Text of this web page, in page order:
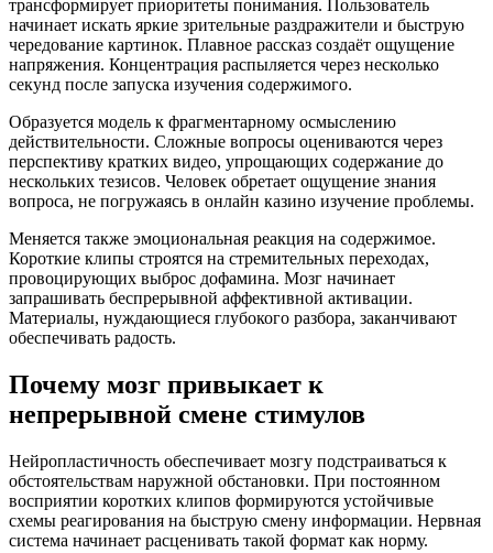
трансформирует приоритеты понимания. Пользователь
начинает искать яркие зрительные раздражители и быструю
чередование картинок. Плавное рассказ создаёт ощущение
напряжения. Концентрация распыляется через несколько
секунд после запуска изучения содержимого.
Образуется модель к фрагментарному осмыслению
действительности. Сложные вопросы оцениваются через
перспективу кратких видео, упрощающих содержание до
нескольких тезисов. Человек обретает ощущение знания
вопроса, не погружаясь в онлайн казино изучение проблемы.
Меняется также эмоциональная реакция на содержимое.
Короткие клипы строятся на стремительных переходах,
провоцирующих выброс дофамина. Мозг начинает
запрашивать беспрерывной аффективной активации.
Материалы, нуждающиеся глубокого разбора, заканчивают
обеспечивать радость.
Почему мозг привыкает к
непрерывной смене стимулов
Нейропластичность обеспечивает мозгу подстраиваться к
обстоятельствам наружной обстановки. При постоянном
восприятии коротких клипов формируются устойчивые
схемы реагирования на быструю смену информации. Нервная
система начинает расценивать такой формат как норму.